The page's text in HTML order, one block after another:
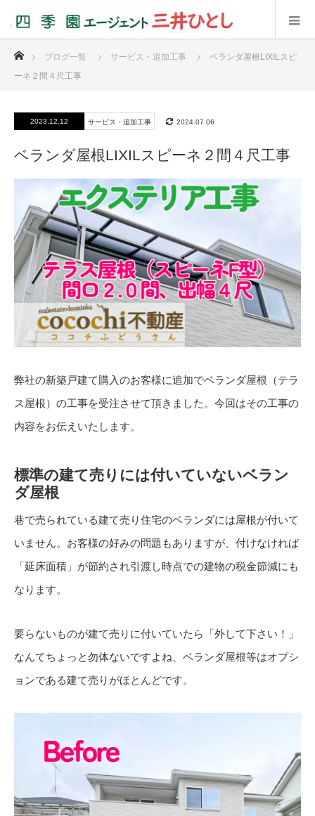
ブログ一覧 サービス・追加工事
ベランダ屋根LIXILスピ
ーネ２間４尺工事
2023.12.12 サービス・追加工事 2024.07.06
ベランダ屋根LIXILスピーネ２間４尺工事
弊社の新築戸建て購入のお客様に追加でベランダ屋根（テラ
ス屋根）の工事を受注させて頂きました。今回はその工事の
内容をお伝えいたします。
標準の建て売りには付いていないベラン
ダ屋根
巷で売られている建て売り住宅のベランダには屋根が付いて
いません。お客様の好みの問題もありますが、付けなければ
「延床面積」が節約され引渡し時点での建物の税金節減にも
なります。
要らないものが建て売りに付いていたら「外して下さい！」
なんてちょっと勿体ないですよね、ベランダ屋根等はオプシ
ョンである建て売りがほとんどです。